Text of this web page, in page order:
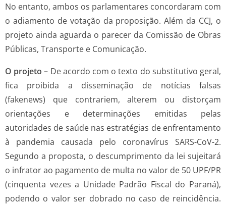
No entanto, ambos os parlamentares concordaram com
o adiamento de votação da proposição. Além da CCJ, o
projeto ainda aguarda o parecer da Comissão de Obras
Públicas, Transporte e Comunicação.
O projeto – De acordo com o texto do substitutivo geral,
fica proibida a disseminação de notícias falsas
(fakenews) que contrariem, alterem ou distorçam
orientações e determinações emitidas pelas
autoridades de saúde nas estratégias de enfrentamento
à pandemia causada pelo coronavírus SARS-CoV-2.
Segundo a proposta, o descumprimento da lei sujeitará
o infrator ao pagamento de multa no valor de 50 UPF/PR
(cinquenta vezes a Unidade Padrão Fiscal do Paraná),
podendo o valor ser dobrado no caso de reincidência.